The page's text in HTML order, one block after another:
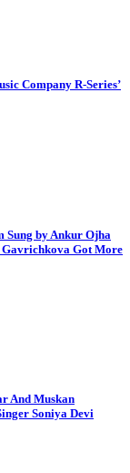
Company R-Series’
Sung by Ankur Ojha
Got More
And Muskan
Soniya Devi